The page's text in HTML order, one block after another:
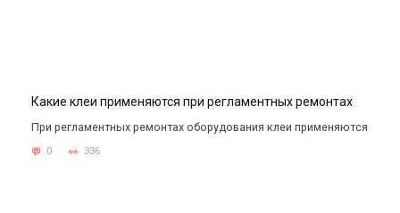
Какие клеи применяются при регламентных ремонтах
При регламентных ремонтах оборудования клеи применяются
0 336